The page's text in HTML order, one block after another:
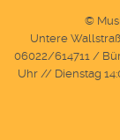
©
Untere
06022/614711 /
Uhr // Dienstag